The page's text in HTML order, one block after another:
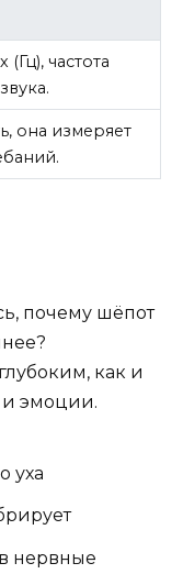
частота
она измеряет
почему шёпот
как и
и эмоции.
уха
нервные